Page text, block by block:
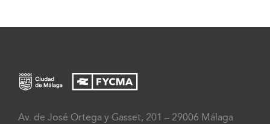
Av. de José Ortega y Gasset, 201 – 29006 Málaga